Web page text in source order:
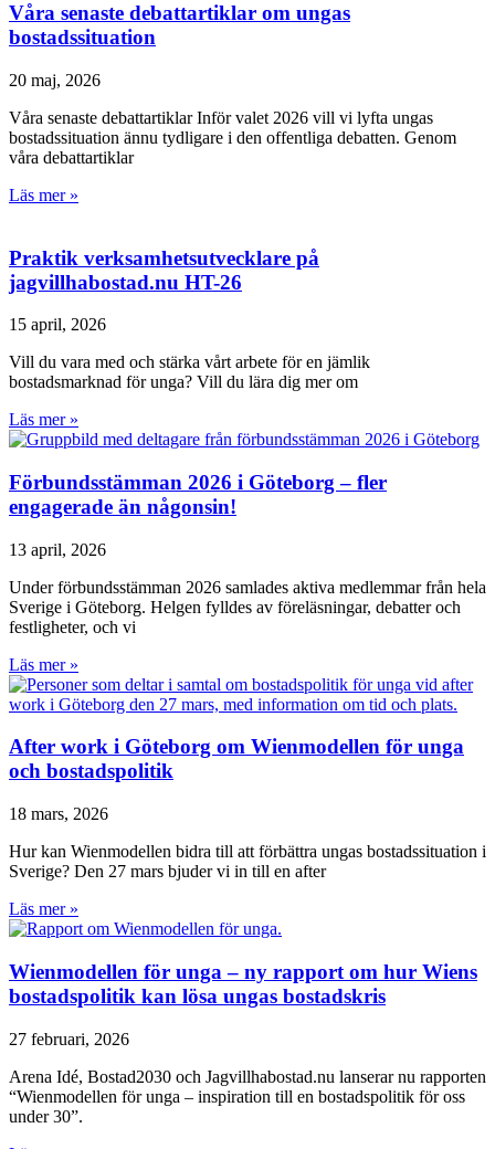
Våra senaste debattartiklar om ungas
bostadssituation
20 maj, 2026
Våra senaste debattartiklar Inför valet 2026 vill vi lyfta ungas
bostadssituation ännu tydligare i den offentliga debatten. Genom
våra debattartiklar
Läs mer »
Praktik verksamhetsutvecklare på
jagvillhabostad.nu HT-26
15 april, 2026
Vill du vara med och stärka vårt arbete för en jämlik
bostadsmarknad för unga? Vill du lära dig mer om
Läs mer »
Förbundsstämman 2026 i Göteborg – fler
engagerade än någonsin!
13 april, 2026
Under förbundsstämman 2026 samlades aktiva medlemmar från hela
Sverige i Göteborg. Helgen fylldes av föreläsningar, debatter och
festligheter, och vi
Läs mer »
After work i Göteborg om Wienmodellen för unga
och bostadspolitik
18 mars, 2026
Hur kan Wienmodellen bidra till att förbättra ungas bostadssituation i
Sverige? Den 27 mars bjuder vi in till en after
Läs mer »
Wienmodellen för unga – ny rapport om hur Wiens
bostadspolitik kan lösa ungas bostadskris
27 februari, 2026
Arena Idé, Bostad2030 och Jagvillhabostad.nu lanserar nu rapporten
“Wienmodellen för unga – inspiration till en bostadspolitik för oss
under 30”.